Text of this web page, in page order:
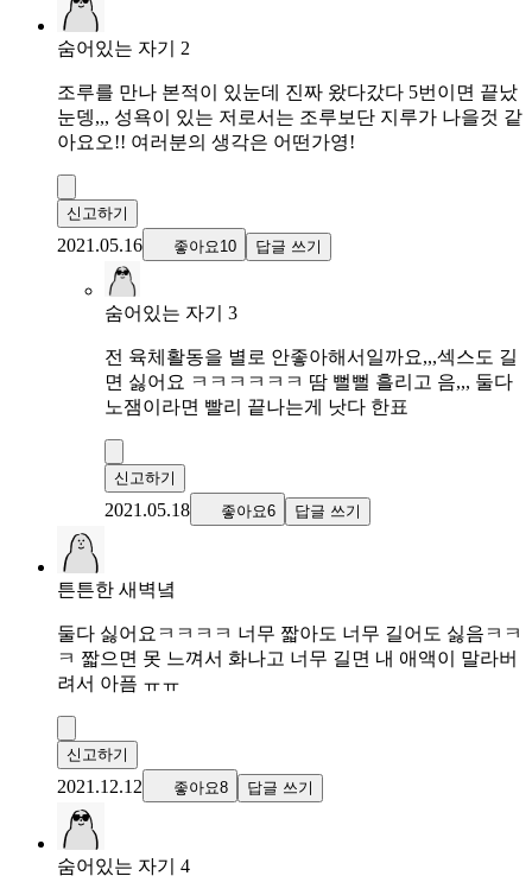
숨어있는 자기 2
조루를 만나 본적이 있눈데 진짜 왔다갔다 5번이면 끝났
눈뎅,,, 성욕이 있는 저로서는 조루보단 지루가 나을것 같
아요오!! 여러분의 생각은 어떤가영!
신고하기
2021.05.16 좋아요10 답글 쓰기
숨어있는 자기 3
전 육체활동을 별로 안좋아해서일까요,,,섹스도 길
면 싫어요 ㅋㅋㅋㅋㅋㅋ 땀 뻘뻘 흘리고 음,,, 둘다
노잼이라면 빨리 끝나는게 낫다 한표
신고하기
2021.05.18 좋아요6 답글 쓰기
튼튼한 새벽녘
둘다 싫어요ㅋㅋㅋㅋ 너무 짧아도 너무 길어도 싫음ㅋㅋ
ㅋ 짧으면 못 느껴서 화나고 너무 길면 내 애액이 말라버
려서 아픔 ㅠㅠ
신고하기
2021.12.12 좋아요8 답글 쓰기
숨어있는 자기 4